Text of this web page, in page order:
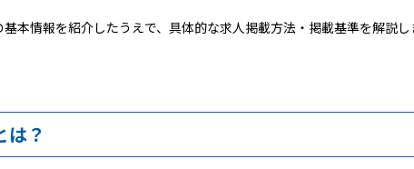
本情報を紹介したうえで、具体的な求人掲載方法・掲載基準を解説
？